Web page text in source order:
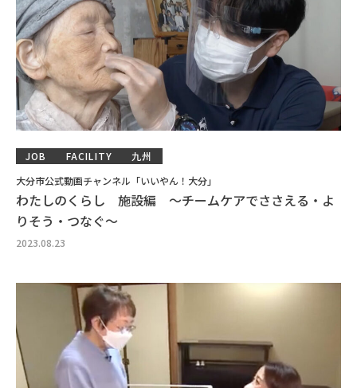
JOB FACILITY
九州
大分市公式動画チャンネル「いいやん！大分」
わたしのくらし 施設編 ～チームケアでささえる・よ
りそう・つなぐ～
2023.08.23